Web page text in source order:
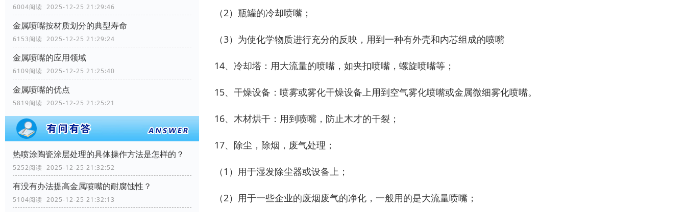
6004阅读 2025-12-25 21:29:46
金属喷嘴按材质划分的典型寿命
6153阅读 2025-12-25 21:29:24
金属喷嘴的应用领域
6109阅读 2025-12-25 21:25:40
金属喷嘴的优点
5819阅读 2025-12-25 21:25:21
热喷涂陶瓷涂层处理的具体操作方法是怎样的？
5252阅读 2025-12-25 21:32:52
有没有办法提高金属喷嘴的耐腐蚀性？
5104阅读 2025-12-25 21:32:13
（2）瓶罐的冷却喷嘴；
（3）为使化学物质进行充分的反映，用到一种有外壳和内芯组成的喷嘴
14、冷却塔：用大流量的喷嘴，如夹扣喷嘴，螺旋喷嘴等；
15、干燥设备：喷雾或雾化干燥设备上用到空气雾化喷嘴或金属微细雾化喷嘴。
16、木材烘干：用到喷嘴，防止木才的干裂；
17、除尘，除烟，废气处理；
（1）用于湿发除尘器或设备上；
（2）用于一些企业的废烟废气的净化，一般用的是大流量喷嘴；